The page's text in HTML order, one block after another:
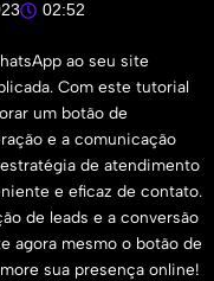
02:52
ao seu site
Com este tutorial
um botão de
e a comunicação
de atendimento
e eficaz de contato.
de leads e a conversão
agora mesmo o botão de
sua presença online!